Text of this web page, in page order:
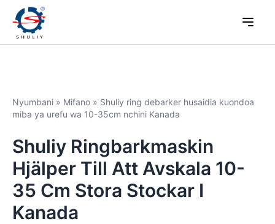
Nyumbani » Mifano » Shuliy ring debarker husaidia kuondoa
miba ya urefu wa 10-35cm nchini Kanada
Shuliy Ringbarkmaskin
Hjälper Till Att Avskala 10-
35 Cm Stora Stockar I
Kanada